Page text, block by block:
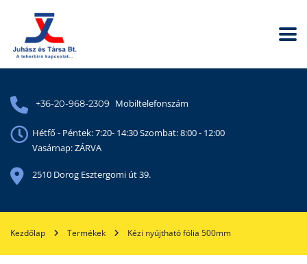
+36-20-968-2309 Mobiltelefonszám
Hétfő - Péntek: 7:20- 14:30 Szombat: 8:00 - 12:00
Vasárnap: ZÁRVA
2510 Dorog Esztergomi út 39.
Kezdőlap Termékek Kézi nyújtható fólia 500mm